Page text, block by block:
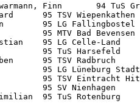
Finn       94 TuS
95 TSV
95 LG
95 MTV Bad
95 LG Celle-
95 TuS Harsefeld
95 TSV Radbruch
95 LG Lüneburg
95 TSV Eintracht
95 SV Nienhagen
95 TuS